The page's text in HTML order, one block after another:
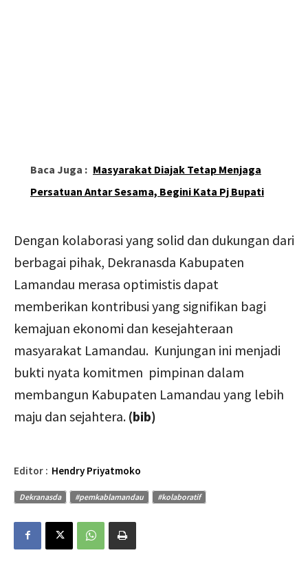
Baca Juga : Masyarakat Diajak Tetap Menjaga
Persatuan Antar Sesama, Begini Kata Pj Bupati
Dengan kolaborasi yang solid dan dukungan dari
berbagai pihak, Dekranasda Kabupaten
Lamandau merasa optimistis dapat
memberikan kontribusi yang signifikan bagi
kemajuan ekonomi dan kesejahteraan
masyarakat Lamandau. Kunjungan ini menjadi
bukti nyata komitmen pimpinan dalam
membangun Kabupaten Lamandau yang lebih
maju dan sejahtera. (bib)
Editor : Hendry Priyatmoko
Dekranasda #pemkablamandau #kolaboratif